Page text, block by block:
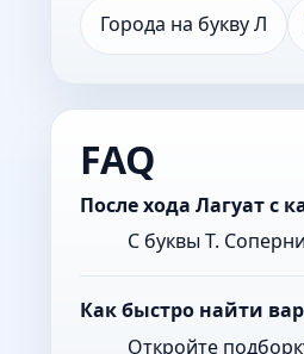
Города на букву Л
FAQ
После хода Лагуат с
С буквы Т.
Как быстро найти
Откройте